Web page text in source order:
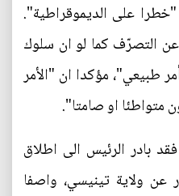
على الديموقراطية".
التصرّف كما لو ان سلوك
طبيعي"، مؤكدا ان "الأمر
او صامتا".
بادر الرئيس الى اطلاق
عن ولاية تينيسي، واصفا